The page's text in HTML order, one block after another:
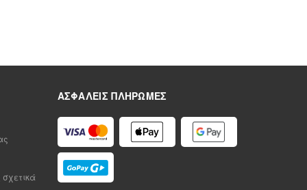
ΑΣΦΑΛΕΊΣ ΠΛΗΡΩΜΈΣ